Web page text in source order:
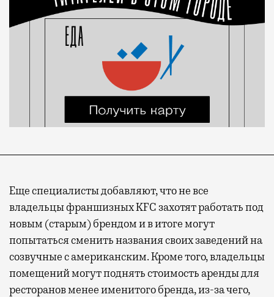
Еще специалисты добавляют, что не все
владельцы франшизных KFC захотят работать под
новым (старым) брендом и в итоге могут
попытаться сменить названия своих заведений на
созвучные с американским. Кроме того, владельцы
помещений могут поднять стоимость аренды для
ресторанов менее именитого бренда, из-за чего,